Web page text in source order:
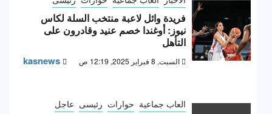
فريدة وائل لاعبة منتخب السلة لكاس
نيوز: أوغندا خصم عنيد وقادرون على
التأهل
السبت, 8 فبراير 2025, 12:19 ص kasnews
العاب جماعية حوارات رئيسى عاجل